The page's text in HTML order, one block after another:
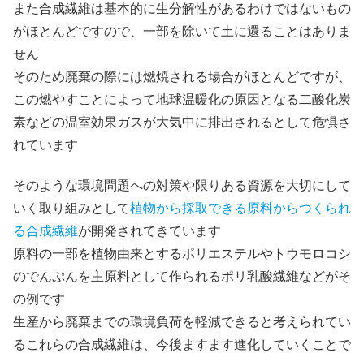
また合成繊維は基本的に生分解性があるわけではないもの
がほとんどですので、一部を除いて土に還ることはありま
せん
そのため廃棄の際には燃焼される場合がほとんどですが、
この燃やすことによって地球温暖化の原因となる二酸化炭
素などの温室効果ガスが大気中に排出されるとして危惧さ
れています
そのような環境問題への対策や限りある資源を大切にして
いく取り組みとして植物から採取できる原料からつくられ
る合成繊維が開発されてきています
原料の一部を植物由来とするポリエステルやトウモロコシ
のでんぷんを主原料として作られるポリ乳酸繊維などがそ
の例です
生産から廃棄までの環境負荷を軽減できると考えられてい
るこれらの合成繊維は、今後ますます進化していくことで